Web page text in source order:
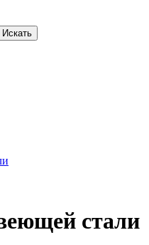
Искать
стали